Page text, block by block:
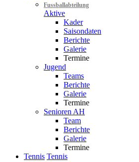
Fussballabteilung
Aktive
Kader
Saisondaten
Berichte
Galerie
Termine
Jugend
Teams
Berichte
Galerie
Termine
Senioren AH
Team
Berichte
Galerie
Termine
Tennis Tennis